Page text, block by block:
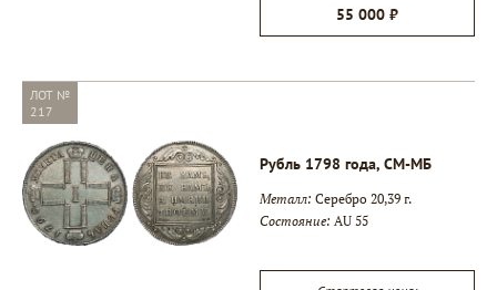
55 000 ₽
ЛОТ №
217
Рубль 1798 года, СМ-МБ
Металл: Серебро 20,39 г.
Состояние: AU 55